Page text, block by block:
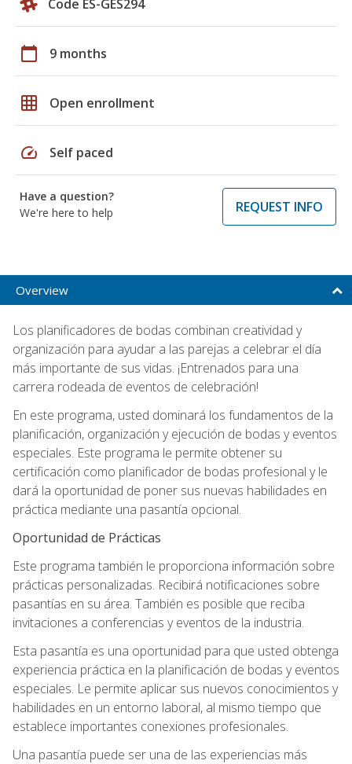
Code ES-GES294
calendar_today 9 months
grid_on Open enrollment
speed Self paced
Have a question?
We're here to help
REQUEST INFO
Overview
Los planificadores de bodas combinan creatividad y
organización para ayudar a las parejas a celebrar el día
más importante de sus vidas. ¡Entrenados para una
carrera rodeada de eventos de celebración!
En este programa, usted dominará los fundamentos de la
planificación, organización y ejecución de bodas y eventos
especiales. Este programa le permite obtener su
certificación como planificador de bodas profesional y le
dará la oportunidad de poner sus nuevas habilidades en
práctica mediante una pasantía opcional.
Oportunidad de Prácticas
Este programa también le proporciona información sobre
prácticas personalizadas. Recibirá notificaciones sobre
pasantías en su área. También es posible que reciba
invitaciones a conferencias y eventos de la industria.
Esta pasantía es una oportunidad para que usted obtenga
experiencia práctica en la planificación de bodas y eventos
especiales. Le permite aplicar sus nuevos conocimientos y
habilidades en un entorno laboral, al mismo tiempo que
establece importantes conexiones profesionales.
Una pasantía puede ser una de las experiencias más